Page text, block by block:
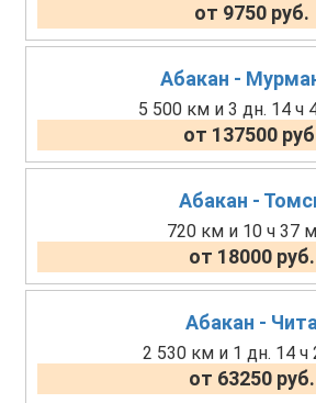
от 9750 руб.
Абакан -
5 500 км и 3 дн. 14 ч
от 137500
Абакан -
720 км и 10 ч 37
от 18000 руб.
Абакан - Чита
2 530 км и 1 дн. 14 ч
от 63250 руб.